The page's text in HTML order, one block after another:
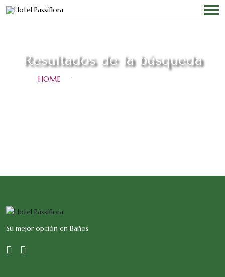
Resultados de la búsqueda
HOME
Su mejor opción en Baños